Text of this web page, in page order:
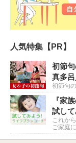
人気特集【PR】
初節
真多
初節句
『家
試し
これか
ご家庭